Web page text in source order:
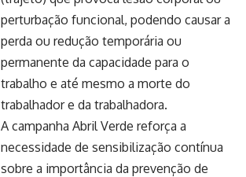
perturbação funcional, podendo causar a
perda ou redução temporária ou
permanente da capacidade para o
trabalho e até mesmo a morte do
trabalhador e da trabalhadora.
A campanha Abril Verde reforça a
necessidade de sensibilização contínua
sobre a importância da prevenção de